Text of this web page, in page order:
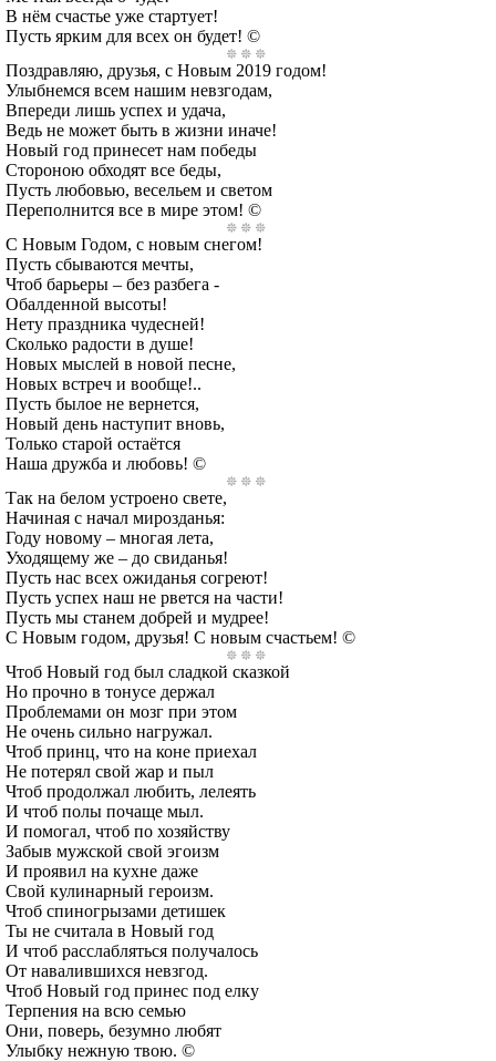
В нём счастье уже стартует!
Пусть ярким для всех он будет! ©
Поздравляю, друзья, с Новым 2019 годом!
Улыбнемся всем нашим невзгодам,
Впереди лишь успех и удача,
Ведь не может быть в жизни иначе!
Новый год принесет нам победы
Стороною обходят все беды,
Пусть любовью, весельем и светом
Переполнится все в мире этом! ©
С Новым Годом, с новым снегом!
Пусть сбываются мечты,
Чтоб барьеры – без разбега -
Обалденной высоты!
Нету праздника чудесней!
Сколько радости в душе!
Новых мыслей в новой песне,
Новых встреч и вообще!..
Пусть былое не вернется,
Новый день наступит вновь,
Только старой остаётся
Наша дружба и любовь! ©
Так на белом устроено свете,
Начиная с начал мирозданья:
Году новому – многая лета,
Уходящему же – до свиданья!
Пусть нас всех ожиданья согреют!
Пусть успех наш не рвется на части!
Пусть мы станем добрей и мудрее!
С Новым годом, друзья! С новым счастьем! ©
Чтоб Новый год был сладкой сказкой
Но прочно в тонусе держал
Проблемами он мозг при этом
Не очень сильно нагружал.
Чтоб принц, что на коне приехал
Не потерял свой жар и пыл
Чтоб продолжал любить, лелеять
И чтоб полы почаще мыл.
И помогал, чтоб по хозяйству
Забыв мужской свой эгоизм
И проявил на кухне даже
Свой кулинарный героизм.
Чтоб спиногрызами детишек
Ты не считала в Новый год
И чтоб расслабляться получалось
От навалившихся невзгод.
Чтоб Новый год принес под елку
Терпения на всю семью
Они, поверь, безумно любят
Улыбку нежную твою. ©